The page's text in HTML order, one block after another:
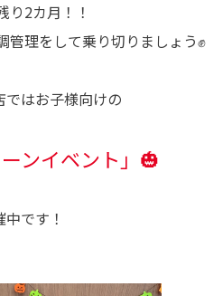
り2カ月！！
理をして乗り切りましょう✊
ではお子様向けの
ンイベント」🎃
中です！